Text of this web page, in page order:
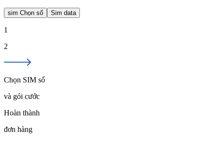
sim Chọn số Sim data
1
2
Chọn SIM số
và gói cước
Hoàn thành
đơn hàng